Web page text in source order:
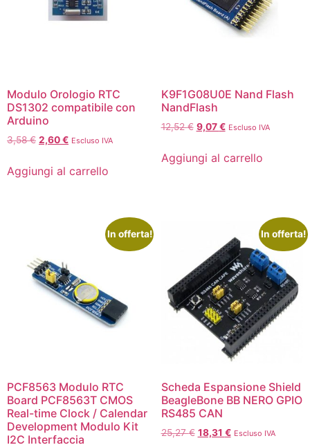
Modulo Orologio RTC
DS1302 compatibile con
Arduino
3,58€ 2,60€ Escluso IVA
Aggiungi al carrello
K9F1G08U0E Nand Flash
NandFlash
12,52€ 9,07€ Escluso IVA
Aggiungi al carrello
In offerta!
PCF8563 Modulo RTC
Board PCF8563T CMOS
Real-time Clock / Calendar
Development Modulo Kit
I2C Interfaccia
In offerta!
Scheda Espansione Shield
BeagleBone BB NERO GPIO
RS485 CAN
25,27€ 18,31 € Escluso IVA